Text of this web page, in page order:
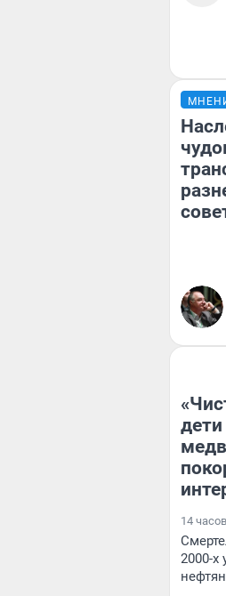
дети
14 часов
2000-х